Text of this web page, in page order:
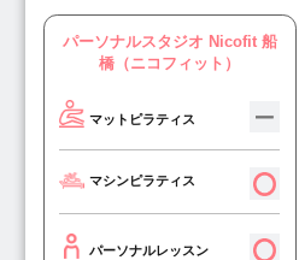
パーソナルスタジオ Nicofit 船
橋（ニコフィット）
マットピラティス
マシンピラティス
パーソナルレッスン